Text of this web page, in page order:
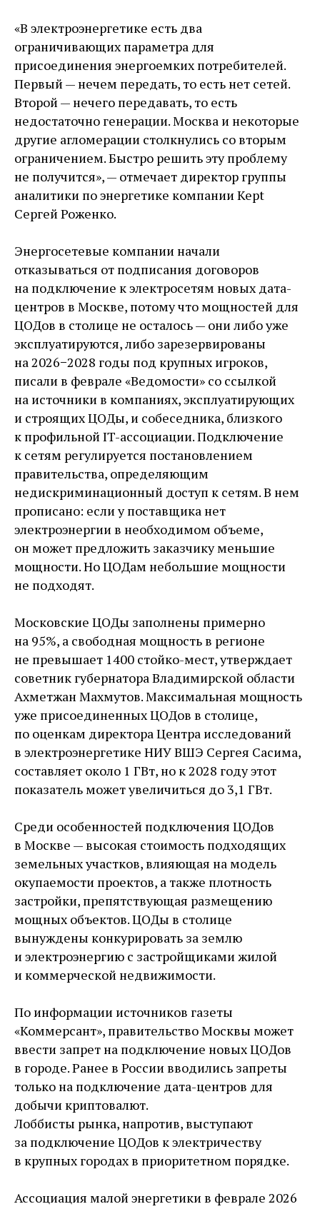
«В электроэнергетике есть два
ограничивающих параметра для
присоединения энергоемких потребителей.
Первый — нечем передать, то есть нет сетей.
Второй — нечего передавать, то есть
недостаточно генерации. Москва и некоторые
другие агломерации столкнулись со вторым
ограничением. Быстро решить эту проблему
не получится», — отмечает директор группы
аналитики по энергетике компании Kept
Сергей Роженко.
Энергосетевые компании начали
отказываться от подписания договоров
на подключение к электросетям новых дата-
центров в Москве, потому что мощностей для
ЦОДов в столице не осталось — они либо уже
эксплуатируются, либо зарезервированы
на 2026−2028 годы под крупных игроков,
писали в феврале «Ведомости» со ссылкой
на источники в компаниях, эксплуатирующих
и строящих ЦОДы, и собеседника, близкого
к профильной IT-ассоциации. Подключение
к сетям регулируется постановлением
правительства, определяющим
недискриминационный доступ к сетям. В нем
прописано: если у поставщика нет
электроэнергии в необходимом объеме,
он может предложить заказчику меньшие
мощности. Но ЦОДам небольшие мощности
не подходят.
Московские ЦОДы заполнены примерно
на 95%, а свободная мощность в регионе
не превышает 1400 стойко-мест, утверждает
советник губернатора Владимирской области
Ахметжан Махмутов. Максимальная мощность
уже присоединенных ЦОДов в столице,
по оценкам директора Центра исследований
в электроэнергетике НИУ ВШЭ Сергея Сасима,
составляет около 1 ГВт, но к 2028 году этот
показатель может увеличиться до 3,1 ГВт.
Среди особенностей подключения ЦОДов
в Москве — высокая стоимость подходящих
земельных участков, влияющая на модель
окупаемости проектов, а также плотность
застройки, препятствующая размещению
мощных объектов. ЦОДы в столице
вынуждены конкурировать за землю
и электроэнергию с застройщиками жилой
и коммерческой недвижимости.
По информации источников газеты
«Коммерсант», правительство Москвы может
ввести запрет на подключение новых ЦОДов
в городе. Ранее в России вводились запреты
только на подключение дата-центров для
добычи криптовалют.
Лоббисты рынка, напротив, выступают
за подключение ЦОДов к электричеству
в крупных городах в приоритетном порядке.
Ассоциация малой энергетики в феврале 2026